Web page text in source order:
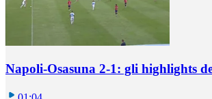
Napoli-Osasuna 2-1: gli highlights